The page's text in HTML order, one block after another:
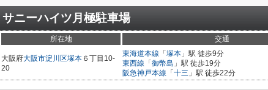
サニーハイツ月極駐車場
所在地 交通
大阪府大阪市淀川区塚本 ６丁目10-
20
東海道本線 「 塚本 」駅 徒歩9分
東西線 「 御幣島 」駅 徒歩19分
阪急神戸本線 「 十三 」駅 徒歩22分